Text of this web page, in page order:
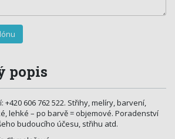
popis
606 762 5­22. Střihy, melíry, barvení,
lehké – po barvě = objemové. Poradenství
budoucího účesu, střihu atd.